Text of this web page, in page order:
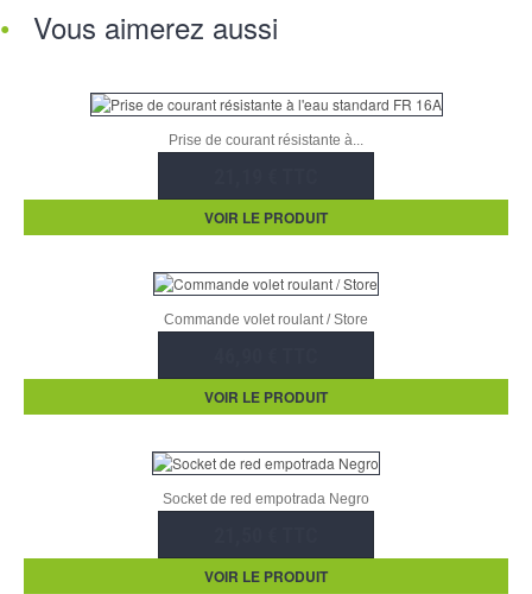
Vous aimerez aussi
Prise de courant résistante à...
VOIR LE PRODUIT
Commande volet roulant / Store
VOIR LE PRODUIT
Socket de red empotrada Negro
VOIR LE PRODUIT